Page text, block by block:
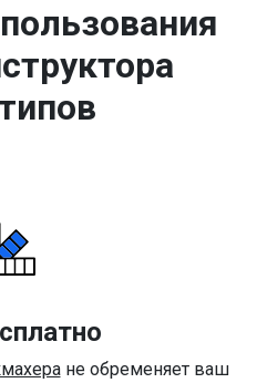
не обременяет ваш